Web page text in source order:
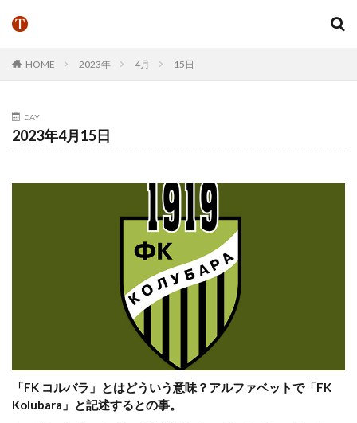
HOME 2023年 4月 15日
DAY
2023年4月15日
「FK コルバラ」とはどういう意味？アルファベットで「FK
Kolubara」と記述するとの事。